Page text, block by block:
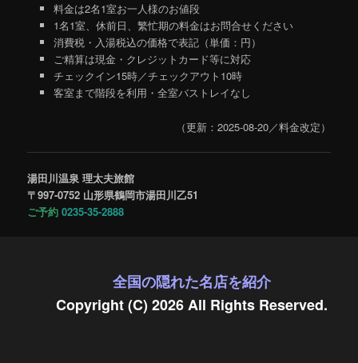
料金は2名1室お一人様のお値段
1名1室、休前日、繁忙期の料金はお問合せください
消費税・入湯税込の価格で表記（単価：円）
ご精算は現金・クレジットカード等に対応
チェックイン15時／チェックアウト10時
客室まで階段を利用・全室バストレイなし
（更新：2025-08-20／料金改定）
湯田川温泉 理太夫旅館
〒997-0752 山形県鶴岡市湯田川乙51
ご予約0235-35-2888
全国の隠れた名店を紹介
Copyright (C) 2026 All Rights Reserved.